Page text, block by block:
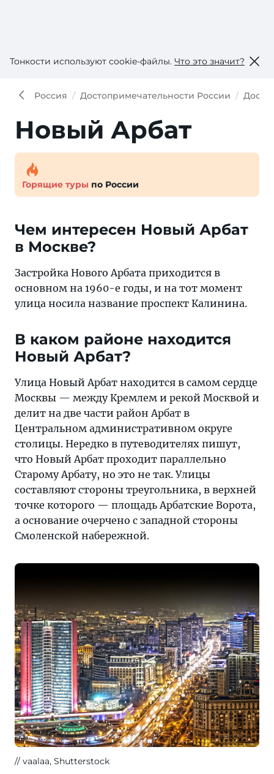
Тонкости используют сookie-файлы. Что это значит?
Россия Достопримечательности России
Новый Арбат
Горящие туры по России
Чем интересен Новый Арбат
в Москве?
Застройка Нового Арбата приходится в
основном на 1960-е годы, и на тот момент
улица носила название проспект Калинина.
В каком районе находится
Новый Арбат?
Улица Новый Арбат находится в самом сердце
Москвы — между Кремлем и рекой Москвой и
делит на две части район Арбат в
Центральном административном округе
столицы. Нередко в путеводителях пишут,
что Новый Арбат проходит параллельно
Старому Арбату, но это не так. Улицы
составляют стороны треугольника, в верхней
точке которого — площадь Арбатские Ворота,
а основание очерчено с западной стороны
Смоленской набережной.
vaalaa, Shutterstock